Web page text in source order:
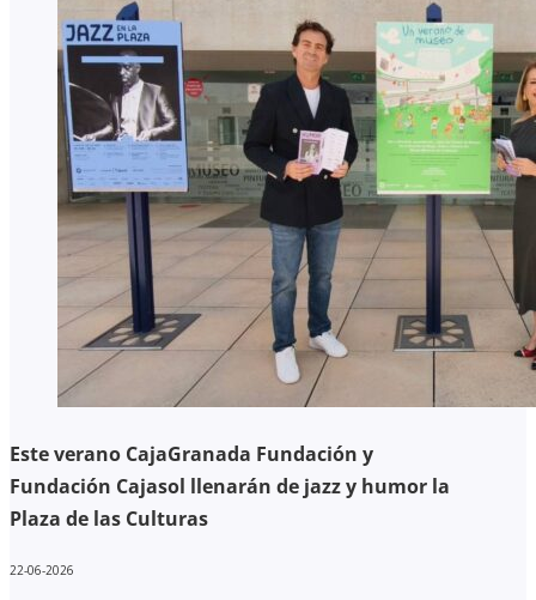
Este verano CajaGranada Fundación y
Fundación Cajasol llenarán de jazz y humor la
Plaza de las Culturas
22-06-2026